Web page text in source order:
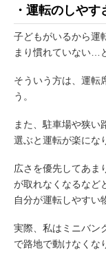
・運転のしやす
子どもがいるから運
まり慣れていない…
そういう方は、運転
う。
また、駐車場や狭い
選ぶと運転が楽にな
広さを優先してあま
が取れなくなるなど
自分が運転しやすい
実際、私はミニバン
で路地で動けなくな